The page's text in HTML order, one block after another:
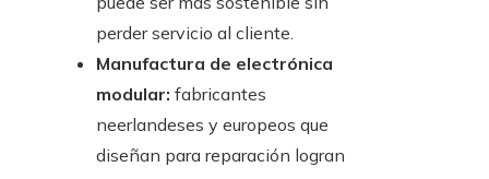
perder servicio al cliente.
Manufactura de electrónica
modular: fabricantes
neerlandeses y europeos que
diseñan para reparación logran